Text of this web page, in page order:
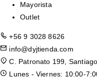
Mayorista
Outlet
+56 9 3028 8626
info@dyjtienda.com
C. Patronato 199,
Lunes - Viernes: 10:00-